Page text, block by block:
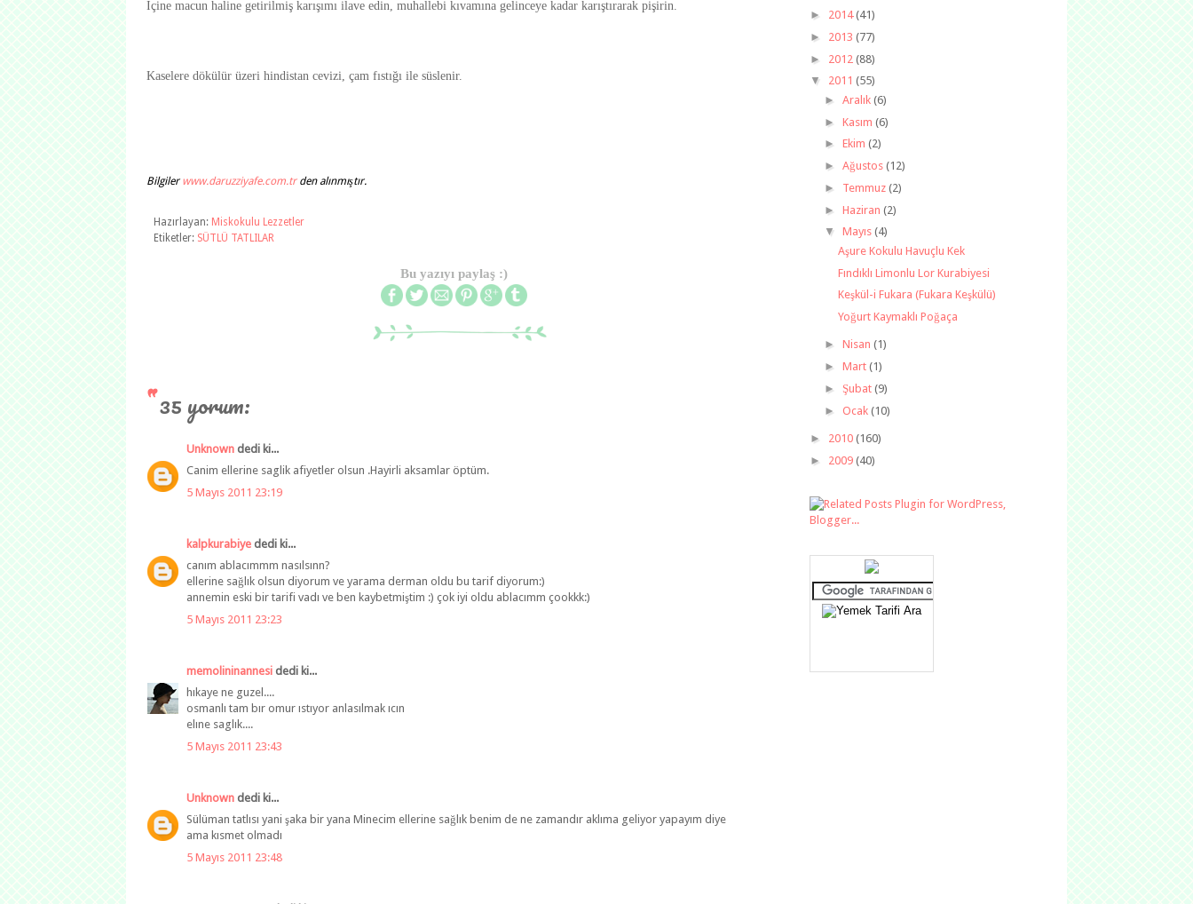
İçine macun haline getirilmiş karışımı ilave edin, muhallebi kıvamına gelinceye kadar karıştırarak pişirin.
Kaselere dökülür üzeri hindistan cevizi, çam fıstığı ile süslenir.
Bilgiler www.daruzziyafe.com.trden alınmıştır.
Hazırlayan: Miskokulu Lezzetler
Etiketler: SÜTLÜ TATLILAR
Bu yazıyı paylaş :)
35 yorum:
Unknown dedi ki...
Canim ellerine saglik afiyetler olsun .Hayirli aksamlar öptüm.
5 Mayıs 2011 23:19
kalpkurabiye dedi ki...
canım ablacımmm nasılsınn?
ellerine sağlık olsun diyorum ve yarama derman oldu bu tarif diyorum:)
annemin eski bir tarifi vadı ve ben kaybetmiştim :) çok iyi oldu ablacımm çookkk:)
5 Mayıs 2011 23:23
memolininannesi dedi ki...
hıkaye ne guzel....
osmanlı tam bır omur ıstıyor anlasılmak ıcın
elıne saglık....
5 Mayıs 2011 23:43
Unknown dedi ki...
Sülüman tatlısı yani şaka bir yana Minecim ellerine sağlık benim de ne zamandır aklıma geliyor yapayım diye
ama kısmet olmadı
5 Mayıs 2011 23:48
► 2014(41)
► 2013 (77)
► 2012 (88)
▼ 2011 (55)
► Aralık (6)
► Kasım (6)
► Ekim (2)
► Ağustos (12)
► Temmuz (2)
► Haziran (2)
▼ Mayıs (4)
Aşure Kokulu Havuçlu Kek
Fındıklı Limonlu Lor Kurabiyesi
Keşkül-i Fukara (Fukara Keşkülü)
Yoğurt Kaymaklı Poğaça
► Nisan (1)
► Mart (1)
► Şubat (9)
► Ocak (10)
► 2010 (160)
► 2009 (40)